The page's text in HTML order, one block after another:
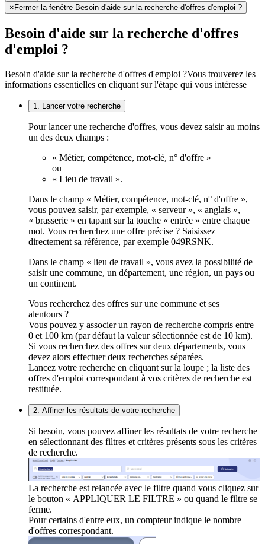
×Fermer la fenêtre Besoin d'aide sur la recherche d'offres d'emploi ?
Besoin d'aide sur la recherche d'offres
d'emploi ?
Besoin d'aide sur la recherche d'offres d'emploi ?Vous trouverez les
informations essentielles en cliquant sur l'étape qui vous intéresse
1. Lancer votre recherche
Pour lancer une recherche d'offres, vous devez saisir au moins
un des deux champs :
« Métier, compétence, mot-clé, n° d'offre »
ou
« Lieu de travail ».
Dans le champ « Métier, compétence, mot-clé, n° d'offre »,
vous pouvez saisir, par exemple, « serveur », « anglais »,
« brasserie » en tapant sur la touche « entrée » entre chaque
mot. Vous recherchez une offre précise ? Saisissez
directement sa référence, par exemple 049RSNK.
Dans le champ « lieu de travail », vous avez la possibilité de
saisir une commune, un département, une région, un pays ou
un continent.
Vous recherchez des offres sur une commune et ses
alentours ?
Vous pouvez y associer un rayon de recherche compris entre
0 et 100 km (par défaut la valeur sélectionnée est de 10 km).
Si vous recherchez des offres sur deux départements, vous
devez alors effectuer deux recherches séparées.
Lancez votre recherche en cliquant sur la loupe ; la liste des
offres d'emploi correspondant à vos critères de recherche est
restituée.
2. Affiner les résultats de votre recherche
Si besoin, vous pouvez affiner les résultats de votre recherche
en sélectionnant des filtres et critères présents sous les critères
de recherche.
La recherche est relancée avec le filtre quand vous cliquez sur
le bouton « APPLIQUER LE FILTRE » ou quand le filtre se
ferme.
Pour certains d'entre eux, un compteur indique le nombre
d'offres correspondant.